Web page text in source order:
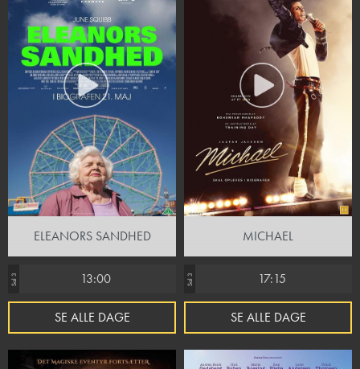
ELEANORS SANDHED
Sal 3 13:00
SE ALLE DAGE
MICHAEL
Sal 3 17:15
SE ALLE DAGE